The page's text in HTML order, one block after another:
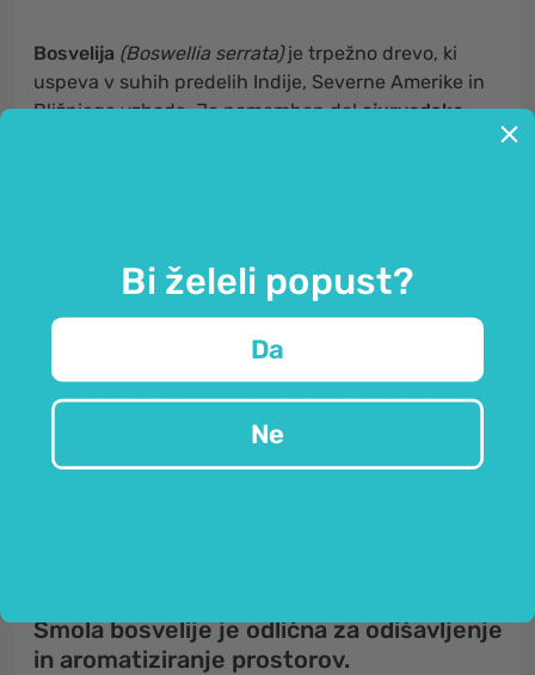
Bosvelija (Boswellia serrata)je trpežno drevo, ki
uspeva v suhih predelih Indije, Severne Amerike in
Bližnjega vzhoda. Je pomemben delajurvedske
Jezusovem rojstvu.
Iz te dragocene rastline se pridobiva
eksotičnim in prodornim vonjem.
Sicer obstaja več
kot 20 vrst bosvelije, med katerimi s svojimi
lastnostmi izstopabosvelija serataoziromaindijska
, iz katere so pridobljene
blagovne znamke Herbana.
Smola bosvelije je odlična za odišavljenje
in aromatiziranje prostorov.
Bi želeli popust?
Da
Ne